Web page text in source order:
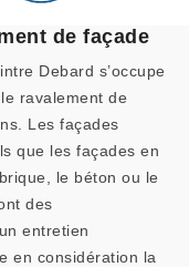
de façade
Debard s’occupe
ravalement de
Les façades
que les façades en
le béton ou le
des
entretien
en considération la